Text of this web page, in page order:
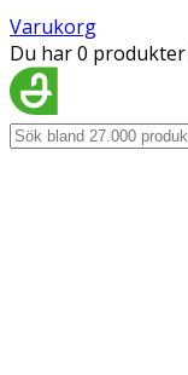
Varukorg
Du har 0